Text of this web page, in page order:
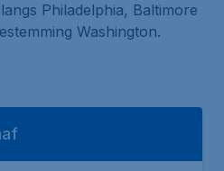
Philadelphia, Baltimore
Washington.